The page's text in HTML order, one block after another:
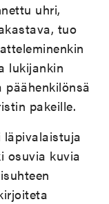
uhri,
tuo
lukijankin
pakeille.
osuvia kuvia